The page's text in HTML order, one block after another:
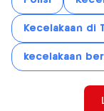
Kecelakaan di
kecelakaan